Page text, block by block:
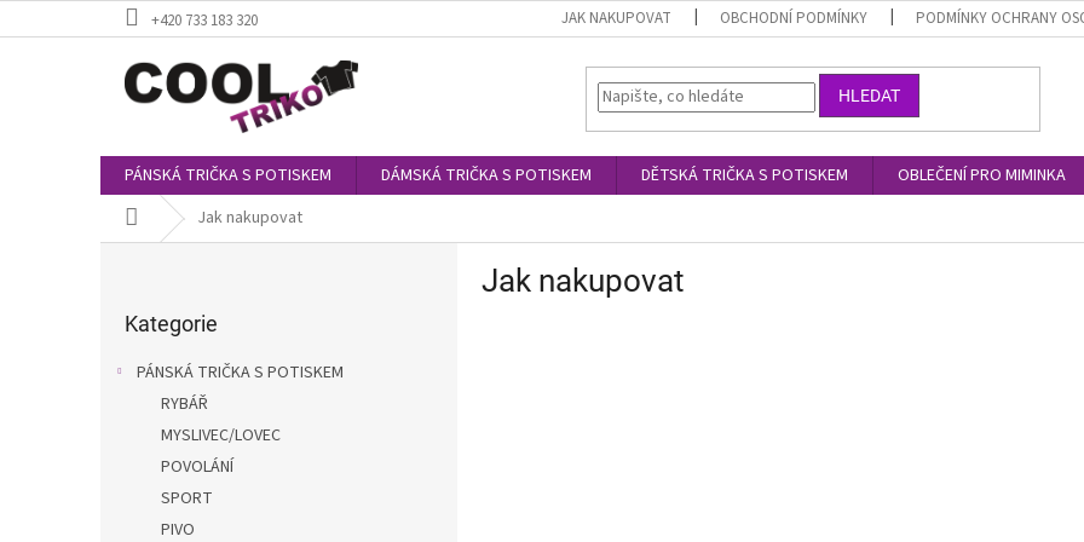
na
+420 733 183 320 JAK NAKUPOVAT OBCHODNÍ PODMÍNKY PODMÍNKY OCHRANY
HLEDAT
PÁNSKÁ TRIČKA S POTISKEM DÁMSKÁ TRIČKA S POTISKEM DĚTSKÁ TRIČKA S POTISKEM OBLEČENÍ PRO MIMINKA
Domů Jak nakupovat
kategorie
Kategorie
PÁNSKÁ TRIČKA S POTISKEM
RYBÁŘ
MYSLIVEC/LOVEC
POVOLÁNÍ
SPORT
PIVO
Jak nakupovat